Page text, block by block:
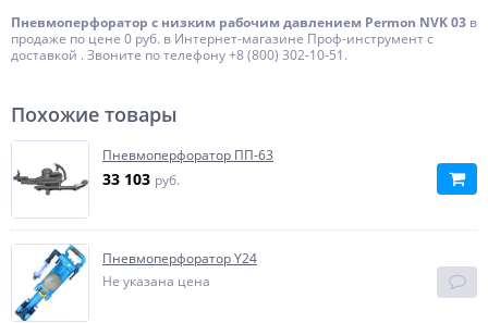
Пневмоперфоратор с низким рабочим давлением Permon NVK 03 в
продаже по цене 0 руб. в Интернет-магазине Проф-инструмент с
доставкой . Звоните по телефону +8 (800) 302-10-51.
Похожие товары
Пневмоперфоратор ПП-63
33 103 руб.
Пневмоперфоратор Y24
Не указана цена